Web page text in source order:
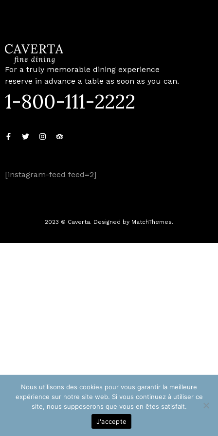
For a truly memorable dining experience
reserve in advance a table as soon as you can.
1-800-111-2222
[instagram-feed feed=2]
2023 © Caverta. Designed by MatchThemes.
Nous utilisons des cookies pour vous garantir la meilleure
expérience sur notre site web. Si vous continuez à utiliser ce
site, nous supposerons que vous en êtes satisfait.
J'accepte